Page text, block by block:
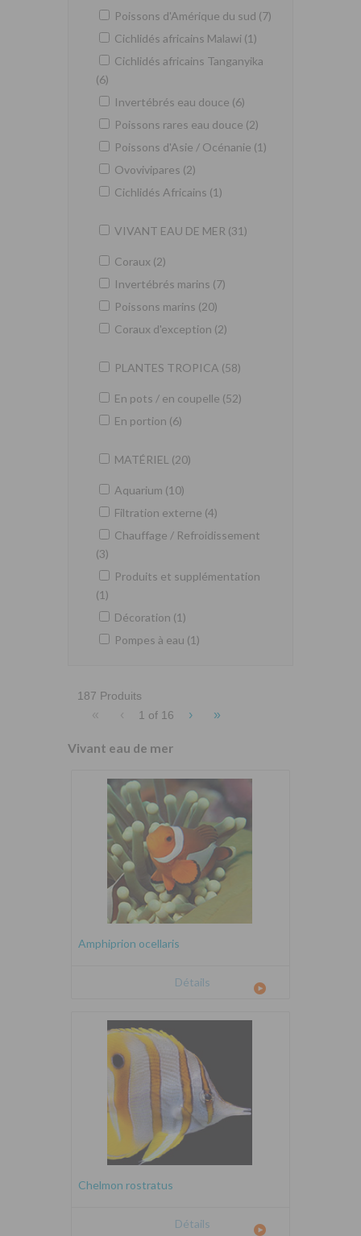
Poissons d'Amérique du sud (7)
Cichlidés africains Malawi (1)
Cichlidés africains Tanganyika
(6)
Invertébrés eau douce (6)
Poissons rares eau douce (2)
Poissons d'Asie / Océnanie (1)
Ovovivipares (2)
Cichlidés Africains (1)
VIVANT EAU DE MER (31)
Coraux (2)
Invertébrés marins (7)
Poissons marins (20)
Coraux d'exception (2)
PLANTES TROPICA (58)
En pots / en coupelle (52)
En portion (6)
MATÉRIEL (20)
Aquarium (10)
Filtration externe (4)
Chauffage / Refroidissement
(3)
Produits et supplémentation
(1)
Décoration (1)
Pompes à eau (1)
187 Produits
« ‹ 1 of 16 › »
Vivant eau de mer
Amphiprion ocellaris
Détails
Chelmon rostratus
Détails